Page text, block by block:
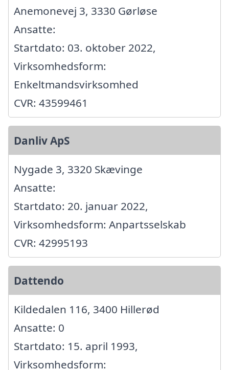
Anemonevej 3, 3330 Gørløse
Ansatte:
Startdato: 03. oktober 2022,
Virksomhedsform:
Enkeltmandsvirksomhed
CVR: 43599461
Danliv ApS
Nygade 3, 3320 Skævinge
Ansatte:
Startdato: 20. januar 2022,
Virksomhedsform: Anpartsselskab
CVR: 42995193
Dattendo
Kildedalen 116, 3400 Hillerød
Ansatte: 0
Startdato: 15. april 1993,
Virksomhedsform: